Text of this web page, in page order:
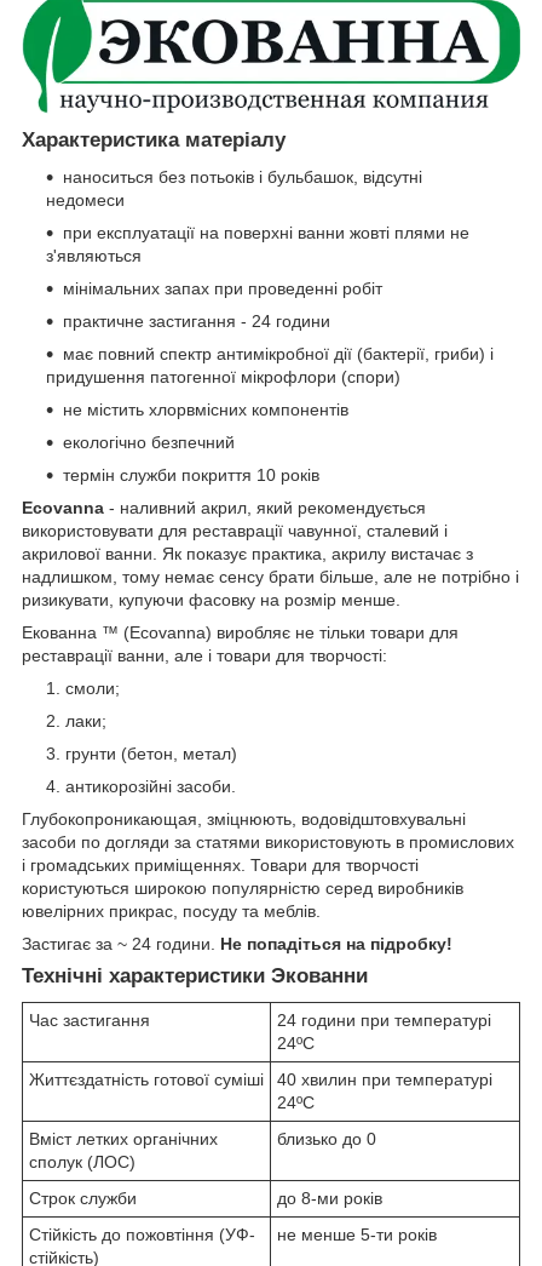
Характеристика матеріалу
наноситься без потьоків і бульбашок, відсутні
недомеси
при експлуатації на поверхні ванни жовті плями не
з'являються
мінімальних запах при проведенні робіт
практичне застигання - 24 години
має повний спектр антимікробної дії (бактерії, гриби) і
придушення патогенної мікрофлори (спори)
не містить хлорвмісних компонентів
екологічно безпечний
термін служби покриття 10 років
Ecovanna - наливний акрил, який рекомендується
використовувати для реставрації чавунної, сталевий і
акрилової ванни. Як показує практика, акрилу вистачає з
надлишком, тому немає сенсу брати більше, але не потрібно і
ризикувати, купуючи фасовку на розмір менше.
Екованна ™ (Ecovanna) виробляє не тільки товари для
реставрації ванни, але і товари для творчості:
смоли;
лаки;
грунти (бетон, метал)
антикорозійні засоби.
Глубокопроникающая, зміцнюють, водовідштовхувальні
засоби по догляди за статями використовують в промислових
і громадських приміщеннях. Товари для творчості
користуються широкою популярністю серед виробників
ювелірних прикрас, посуду та меблів.
Застигає за ~ 24 години. Не попадіться на підробку!
Технічні характеристики Экованни
Час застигання
24 години при температурі
24ºC
Життєздатність готової суміші
40 хвилин при температурі
24ºC
Вміст летких органічних
сполук (ЛОС)
близько до 0
Строк служби
до 8-ми років
Стійкість до пожовтіння (УФ-
стійкість)
не менше 5-ти років